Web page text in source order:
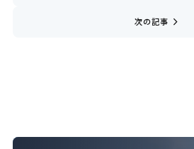
次の記事 navigate_next